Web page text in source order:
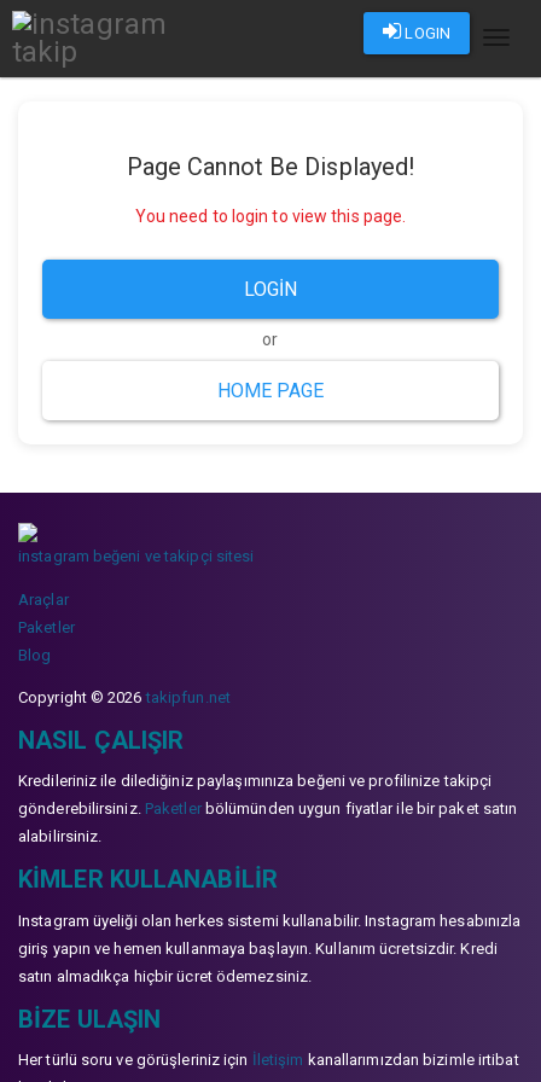
LOGIN
Page Cannot Be Displayed!
You need to login to view this page.
LOGIN
or
HOME PAGE
instagram beğeni ve takipçi sitesi
Araçlar
Paketler
Blog
Copyright © 2026takipfun.net
NASIL ÇALIŞIR
Kredileriniz ile dilediğiniz paylaşımınıza beğeni ve profilinize takipçi
gönderebilirsiniz. Paketlerbölümünden uygun fiyatlar ile bir paket satın
alabilirsiniz.
KIMLER KULLANABILIR
Instagram üyeliği olan herkes sistemi kullanabilir. Instagram hesabınızla
giriş yapın ve hemen kullanmaya başlayın. Kullanım ücretsizdir. Kredi
satın almadıkça hiçbir ücret ödemezsiniz.
BIZE ULAŞIN
Her türlü soru ve görüşleriniz için İletişim kanallarımızdan bizimle irtibat